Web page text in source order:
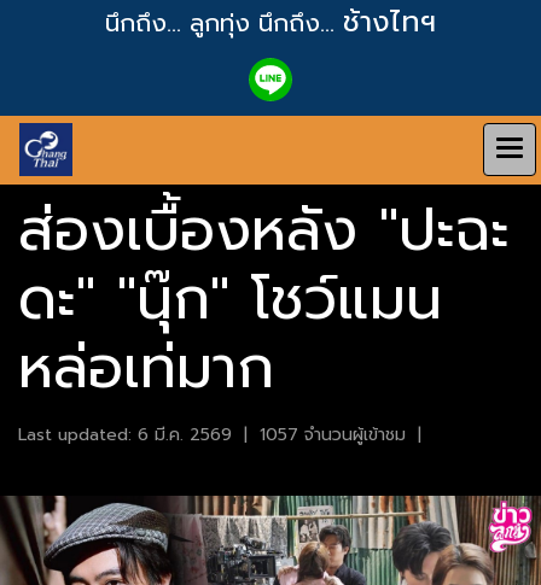
นึกถึง... ลูกทุ่ง นึกถึง... ช้างไทฯ
ส่องเบื้องหลัง "ปะฉะ
ดะ" "นุ๊ก" โชว์แมน
หล่อเท่มาก
Last updated: 6 มี.ค. 2569 | 1057 จำนวนผู้เข้าชม |